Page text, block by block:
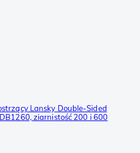
Lansky Double-Sided
ziarnistość 200 i 600